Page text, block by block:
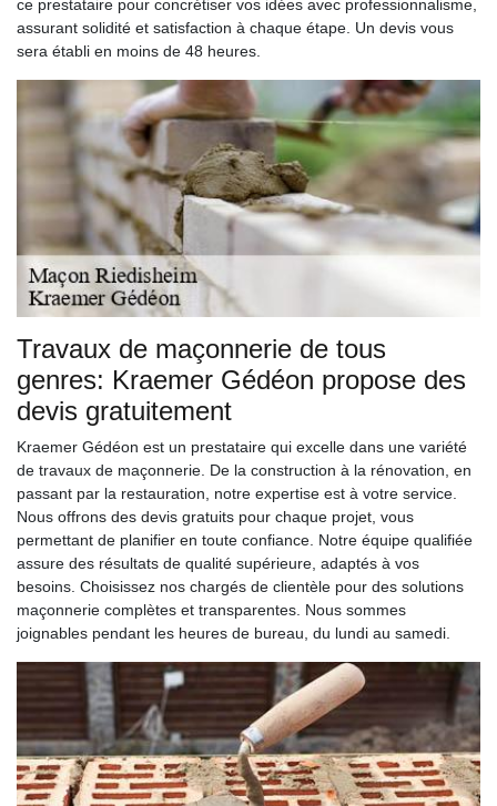
ce prestataire pour concrétiser vos idées avec professionnalisme,
assurant solidité et satisfaction à chaque étape. Un devis vous
sera établi en moins de 48 heures.
Travaux de maçonnerie de tous
genres: Kraemer Gédéon propose des
devis gratuitement
Kraemer Gédéon est un prestataire qui excelle dans une variété
de travaux de maçonnerie. De la construction à la rénovation, en
passant par la restauration, notre expertise est à votre service.
Nous offrons des devis gratuits pour chaque projet, vous
permettant de planifier en toute confiance. Notre équipe qualifiée
assure des résultats de qualité supérieure, adaptés à vos
besoins. Choisissez nos chargés de clientèle pour des solutions
maçonnerie complètes et transparentes. Nous sommes
joignables pendant les heures de bureau, du lundi au samedi.